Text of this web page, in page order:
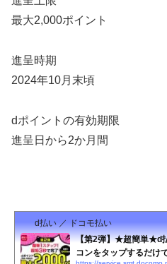
最大2,000ポイント
進呈時期
2024年10月末頃
dポイントの有効期限
進呈日から2か月間
d払い ／ ドコモ払い
【第2弾】★超簡単★d
コンをタップするだけ